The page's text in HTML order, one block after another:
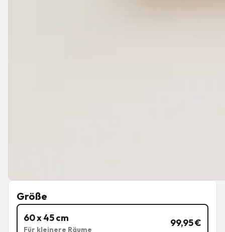
Größe
60 x 45 cm
Für kleinere Räume
99,95€